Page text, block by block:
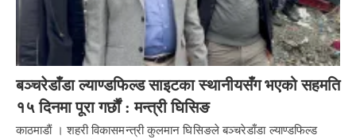
बञ्चरेडाँडा ल्याण्डफिल्ड साइटका स्थानीयसँग भएको सहमति
१५ दिनमा पूरा गर्छौं : मन्त्री घिसिङ
काठमाडाैं । शहरी विकासमन्त्री कुलमान घिसिङले बञ्चरेडाँडा ल्याण्डफिल्ड